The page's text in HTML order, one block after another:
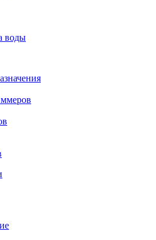
воды